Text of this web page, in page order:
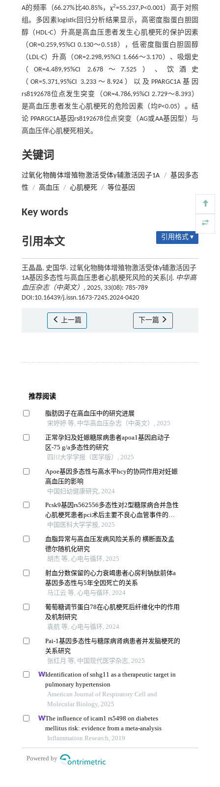
A的频率（66.27%比40.85%，χ2=55.237,P<0.001）高于对照
组。多因素logistic回归分析结果显示，高密度脂蛋白胆固
醇（HDL-C）升高是高血压患者发生心肌梗死的保护因素
（OR=0.259,95%CI 0.130～0.518），低密度脂蛋白胆固醇
（LDL-C）升高（OR=2.298,95%CI 1.666～3.170）、吸烟史
（OR=4.489,95%CI 2.678～7.525）、饮酒史
（OR=5.371,95%CI 3.233～8.924）以及PPARGC1A基因
rs8192678位点发生突变（OR=4.786,95%CI 2.729～8.393）
是高血压患者发生心肌梗死的危险因素（均P<0.05）。结
论 PPARGC1A基因rs8192678位点突变（AG或AA基因型）与
高血压伴心肌梗死相关。
关键词
过氧化物酶体增殖物激活受体γ辅激活因子1A / 基因多态
性 / 高血压 / 心肌梗死 / 等位基因
Key words
引用本文 引用格式 ▾
王晶晶, 史国华. 过氧化物酶体增殖物激活受体γ辅激活因子
1A基因多态性与高血压患者心肌梗死风险的关系[J]. 中华高
血压杂志（中英文） , 2025, 33(08): 785-789
DOI:10.16439/j.issn.1673-7245.2024-0420
上一篇 下一篇